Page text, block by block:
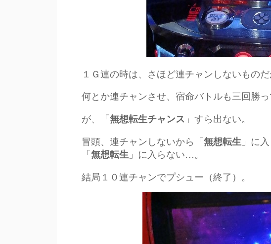
１Ｇ連の時は、さほど連チャンしないもの
何とか連チャンさせ、宿命バトルも三回勝っ
が、「無想転生チャンス 」すら出ない。
冒頭、連チャンしないから「無想転生 」に
「無想転生 」に入らない…。
結局１０連チャンでプシュー（終了）。